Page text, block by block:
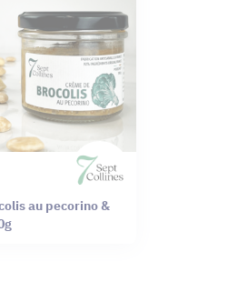
au pecorino &